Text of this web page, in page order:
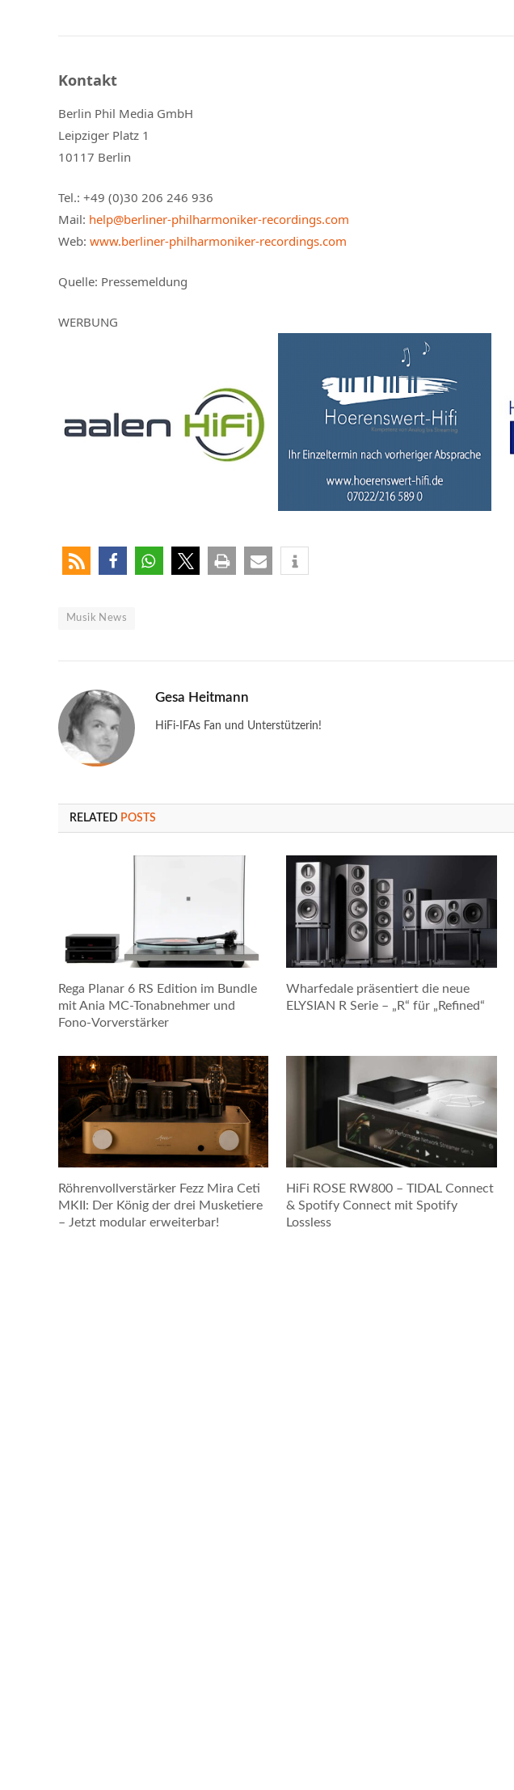
Kontakt
Berlin Phil Media GmbH
Leipziger Platz 1
10117 Berlin
Tel.: +49 (0)30 206 246 936
Mail: help@berliner-philharmoniker-recordings.com
Web: www.berliner-philharmoniker-recordings.com
Quelle: Pressemeldung
WERBUNG
Musik News
Gesa Heitmann
HiFi-IFAs Fan und Unterstützerin!
RELATED POSTS
Rega Planar 6 RS Edition im Bundle
mit Ania MC-Tonabnehmer und
Fono-Vorverstärker
Wharfedale präsentiert die neue
ELYSIAN R Serie – „R“ für „Refined“
Röhrenvollverstärker Fezz Mira Ceti
MKII: Der König der drei Musketiere
– Jetzt modular erweiterbar!
HiFi ROSE RW800 – TIDAL Connect
& Spotify Connect mit Spotify
Lossless